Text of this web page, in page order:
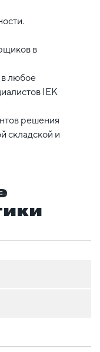
в
любое
IEK
решения
складской и